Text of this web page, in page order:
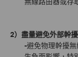
2）盡量避免外部幹擾
-避免物理幹擾